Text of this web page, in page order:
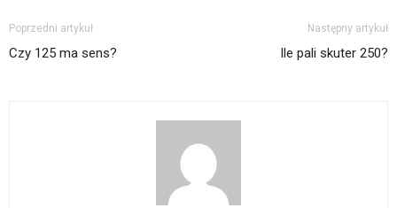
Poprzedni artykuł
Czy 125 ma sens?
Następny artykuł
Ile pali skuter 250?